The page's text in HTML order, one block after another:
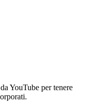
YouTube per tenere